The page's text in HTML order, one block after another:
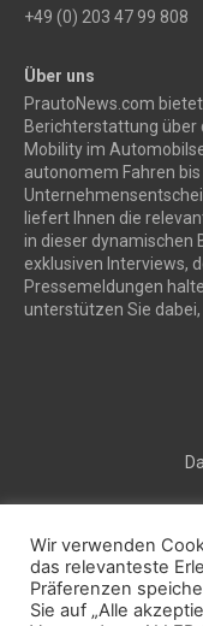
+49 (0) 203 47 99 808
Über uns
PrautoNews.com
Berichterstattung über
Mobility im
autonomem Fahren
liefert Ihnen die
in dieser dynamischen
exklusiven Interviews,
Pressemeldungen
unterstützen Sie
Kostenlos
Wir verwenden
das relevanteste
Präferenzen
Sie auf „Alle